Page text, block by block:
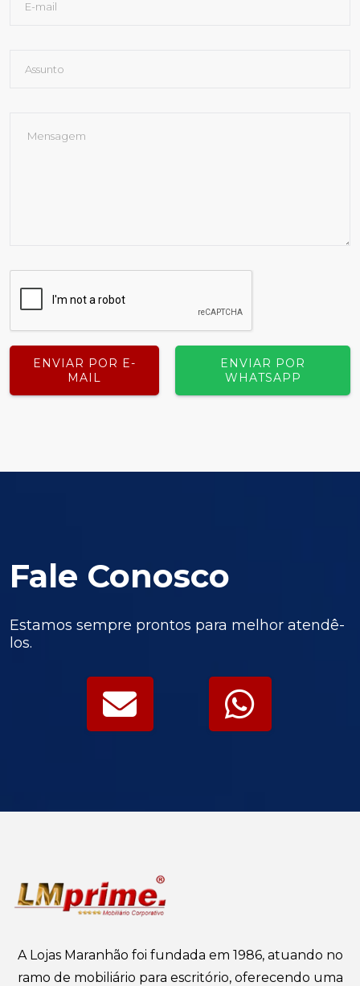
ENVIAR POR E-
MAIL
ENVIAR POR
WHATSAPP
Fale Conosco
Estamos sempre prontos para melhor atendê-
los.
A Lojas Maranhão foi fundada em 1986, atuando no
ramo de mobiliário para escritório, oferecendo uma